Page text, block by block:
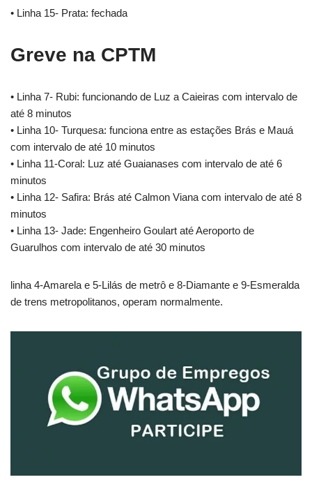
• Linha 15- Prata: fechada
Greve na CPTM
• Linha 7- Rubi: funcionando de Luz a Caieiras com intervalo de
até 8 minutos
• Linha 10- Turquesa: funciona entre as estações Brás e Mauá
com intervalo de até 10 minutos
• Linha 11-Coral: Luz até Guaianases com intervalo de até 6
minutos
• Linha 12- Safira: Brás até Calmon Viana com intervalo de até 8
minutos
• Linha 13- Jade: Engenheiro Goulart até Aeroporto de
Guarulhos com intervalo de até 30 minutos
linha 4-Amarela e 5-Lilás de metrô e 8-Diamante e 9-Esmeralda
de trens metropolitanos, operam normalmente.